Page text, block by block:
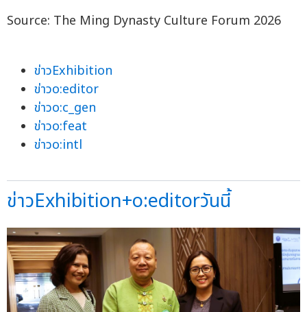
Source: The Ming Dynasty Culture Forum 2026
ข่าวExhibition
ข่าวo:editor
ข่าวo:c_gen
ข่าวo:feat
ข่าวo:intl
ข่าวExhibition+o:editorวันนี้